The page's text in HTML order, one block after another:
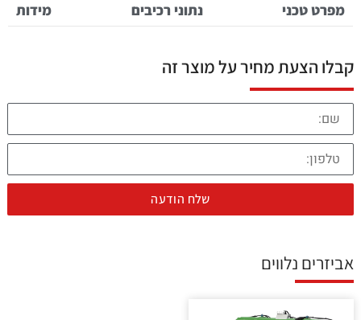
מפרט טכני נתוני רכיבים מידות
קבלו הצעת מחיר על מוצר זה
שלח הודעה
אביזרים נלווים